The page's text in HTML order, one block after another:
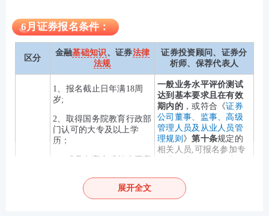
6月证券报名条件：
区分
金融基础知识、证券法律
法规
证券投资顾问、证券分
析师、保荐代表人
1、报名截止日年满18周
岁;
2、取得国务院教育行政部
门认可的大专及以上学
历；
六个月以上工作经历;
4、或证券公司、证券投资
一般业务水平评价测试
达到基本要求且在有效
期内的，或符合《证券
公司董事、监事、高级
管理人员及从业人员管
理规则 》第十条规定的
相关人员,可报名参加专
展开全文